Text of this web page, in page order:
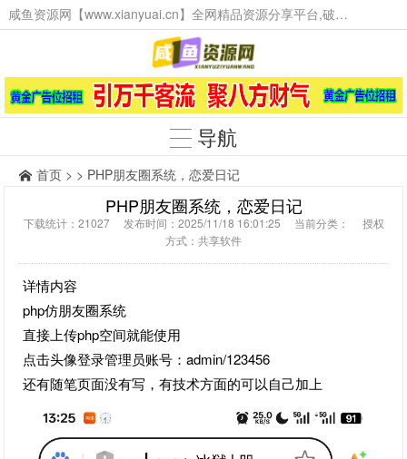
咸鱼资源网【www.xianyuai.cn】全网精品资源分享平台,破解软件,技术源码,火爆项目,工具辅助,这里无所不有。
导航
首页 > > PHP朋友圈系统，恋爱日记
PHP朋友圈系统，恋爱日记
下载统计：21027 发布时间：2025/11/18 16:01:25 当前分类： 授权
方式：共享软件
详情内容
php仿朋友圈系统
直接上传php空间就能使用
点击头像登录管理员账号：admin/123456
还有随笔页面没有写，有技术方面的可以自己加上